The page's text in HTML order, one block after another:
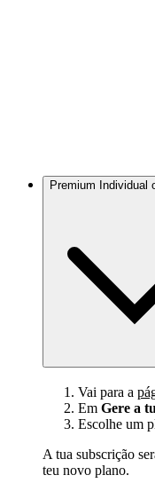
Premium Individual
Vai para a
Em Gere a
Escolhe um
A tua subscrição
teu novo plano.